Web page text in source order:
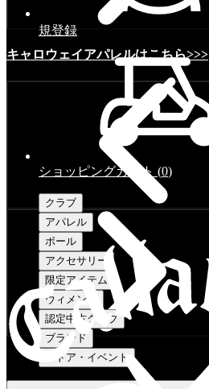
キャロウェイアパレルはこちら>>>
規登録
ショッピングカート (0)
クラブ
アパレル
ボール
アクセサリー
限定アイテム
ウィメンズ
認定中古クラブ
ブランド
ストア・イベント